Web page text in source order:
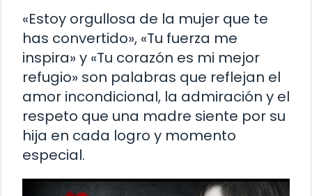
«Estoy orgullosa de la mujer que te
has convertido», «Tu fuerza me
inspira» y «Tu corazón es mi mejor
refugio» son palabras que reflejan el
amor incondicional, la admiración y el
respeto que una madre siente por su
hija en cada logro y momento
especial.